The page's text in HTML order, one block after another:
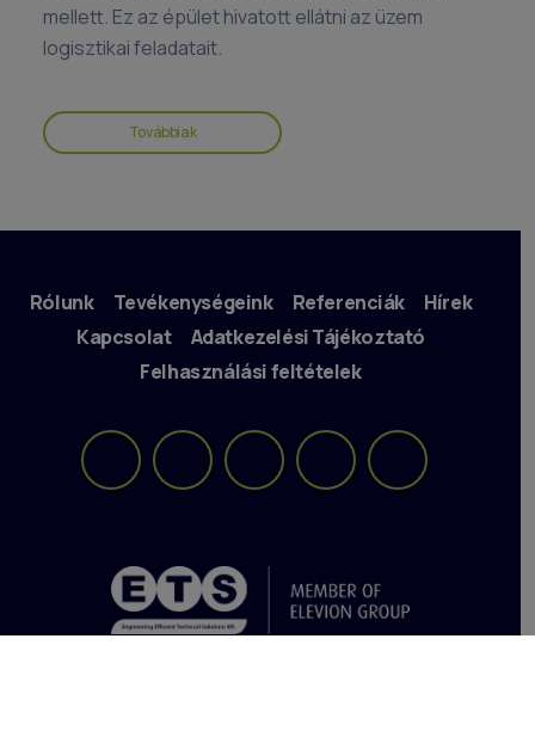
mellett. Ez az épület hivatott ellátni az üzem
logisztikai feladatait.
Továbbiak
Rólunk Tevékenységeink Referenciák
Hírek
Kapcsolat
Adatkezelési Tájékoztató
Felhasználási feltételek